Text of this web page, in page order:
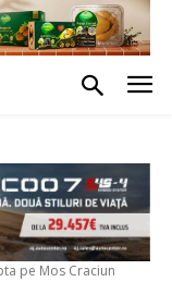
pe Mos Craciun